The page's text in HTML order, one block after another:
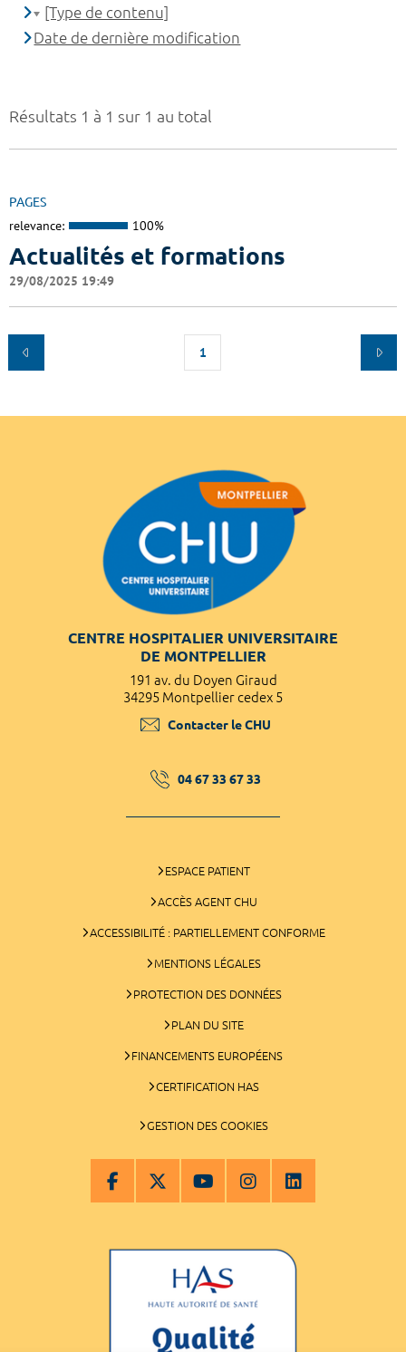
Résultats 1 à 1 sur 1 au total
PAGES
relevance: 100%
Actualités et formations
29/08/2025 19:49
1
[Type de contenu]
Date de dernière modification
CENTRE HOSPITALIER UNIVERSITAIRE
DE MONTPELLIER
191 av. du Doyen Giraud
34295 Montpellier cedex 5
Contacter le CHU
04 67 33 67 33
ESPACE PATIENT
ACCÈS AGENT CHU
ACCESSIBILITÉ : PARTIELLEMENT CONFORME
MENTIONS LÉGALES
PROTECTION DES DONNÉES
PLAN DU SITE
FINANCEMENTS EUROPÉENS
CERTIFICATION HAS
GESTION DES COOKIES